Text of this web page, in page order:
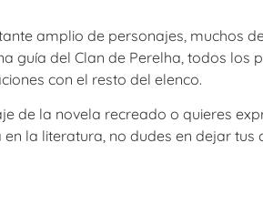
amplio de personajes, muchos
guía del Clan de Perelha, todos los
con el resto del elenco.
de la novela recreado o quieres
la literatura, no dudes en dejar tus